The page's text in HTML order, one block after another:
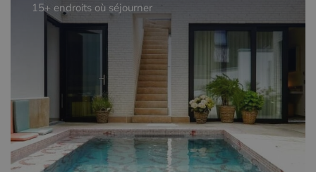
15+ endroits où séjourner